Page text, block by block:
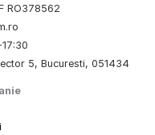
RO378562
5, Bucuresti, 051434